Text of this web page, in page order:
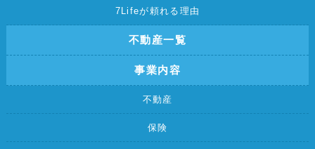
7Lifeが頼れる理由
不動産一覧
事業内容
不動産
保険